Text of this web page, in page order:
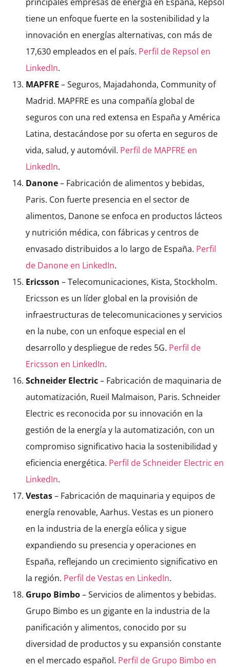
tiene un enfoque fuerte en la sostenibilidad y la
innovación en energías alternativas, con más de
17,630 empleados en el país. Perfil de Repsol en
LinkedIn.
MAPFRE – Seguros, Majadahonda, Community of
Madrid. MAPFRE es una compañía global de
seguros con una red extensa en España y América
Latina, destacándose por su oferta en seguros de
vida, salud, y automóvil. Perfil de MAPFRE en
LinkedIn.
Danone– Fabricación de alimentos y bebidas,
Paris. Con fuerte presencia en el sector de
alimentos, Danone se enfoca en productos lácteos
y nutrición médica, con fábricas y centros de
envasado distribuidos a lo largo de España. Perfil
de Danone en LinkedIn.
Ericsson – Telecomunicaciones, Kista, Stockholm.
Ericsson es un líder global en la provisión de
infraestructuras de telecomunicaciones y servicios
en la nube, con un enfoque especial en el
desarrollo y despliegue de redes 5G. Perfil de
Ericsson en LinkedIn.
Schneider Electric– Fabricación de maquinaria de
automatización, Rueil Malmaison, Paris. Schneider
Electric es reconocida por su innovación en la
gestión de la energía y la automatización, con un
compromiso significativo hacia la sostenibilidad y
eficiencia energética. Perfil de Schneider Electric en
LinkedIn.
Vestas– Fabricación de maquinaria y equipos de
energía renovable, Aarhus. Vestas es un pionero
en la industria de la energía eólica y sigue
expandiendo su presencia y operaciones en
España, reflejando un crecimiento significativo en
la región. Perfil de Vestas en LinkedIn.
Grupo Bimbo– Servicios de alimentos y bebidas.
Grupo Bimbo es un gigante en la industria de la
panificación y alimentos, conocido por su
diversidad de productos y su expansión constante
en el mercado español. Perfil de Grupo Bimbo en